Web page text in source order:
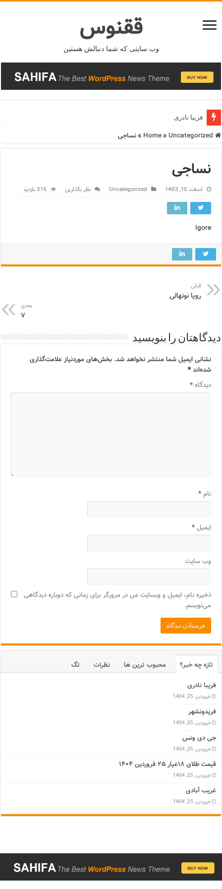
ققنوس
وب سایتی که شما دنبالش هستین
فریبا نادری
» Uncategorized
»نساجی
نساجی
اسفند 10, 1403 Uncategorized نظر بگذارین 315 بازدید
Igore
قبلی
رویا نونهالی
بعدی
۷
دیدگاهتان را بنویسید
نشانی ایمیل شما منتشر نخواهد شد. بخش‌های موردنیاز علامت‌گذاری
شده‌اند*
دیدگاه*
نام*
ایمیل*
وب‌ سایت
ذخیره نام، ایمیل و وبسایت من در مرورگر برای زمانی که دوباره دیدگاهی
می‌نویسم.
تازه چه خبر؟ محبوب ترین ها نظرات
تگ
فریبا نادری
فروردین 25, 1404
فریدونشهر
فروردین 25, 1404
جی دی ونس
فروردین 25, 1404
قیمت طلای ۱۸عیار ۲۵ فروردین ۱۴۰۴
فروردین 25, 1404
غریب آبادی
فروردین 25, 1404